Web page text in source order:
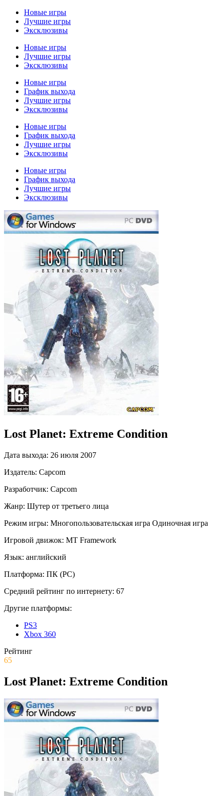
Новые игры
Лучшие игры
Эксклюзивы
Новые игры
Лучшие игры
Эксклюзивы
Новые игры
График выхода
Лучшие игры
Эксклюзивы
Новые игры
График выхода
Лучшие игры
Эксклюзивы
Новые игры
График выхода
Лучшие игры
Эксклюзивы
Lost Planet: Extreme Condition
Дата выхода: 26 июля 2007
Издатель: Capcom
Разработчик: Capcom
Жанр: Шутер от третьего лица
Режим игры: Многопользовательская игра Одиночная игра
Игровой движок: MT Framework
Язык: английский
Платформа: ПК (PC)
Средний рейтинг по интернету: 67
Другие платформы:
PS3
Xbox 360
Рейтинг
65
Lost Planet: Extreme Condition